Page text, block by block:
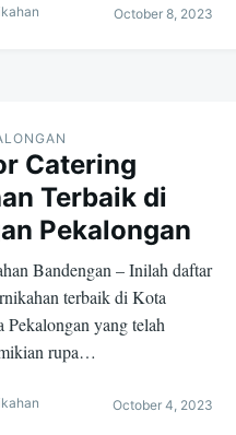
October 8, 2023
Catering
Terbaik di
Pekalongan
Bandengan – Inilah daftar
terbaik di Kota
Pekalongan yang telah
rupa…
October 4, 2023